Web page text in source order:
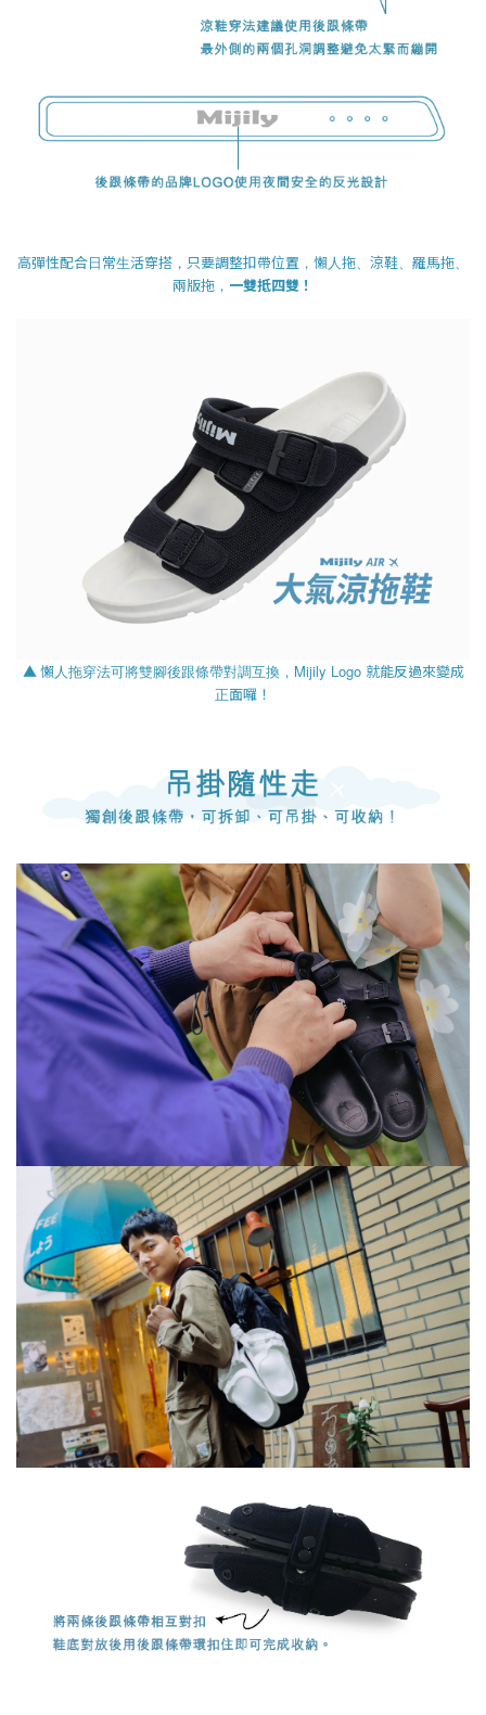
高彈性配合日常生活穿搭，只要調整扣帶位置，懶人拖、涼鞋、羅馬拖、
兩版拖， 一雙抵四雙！
▲ 懶人拖穿法可將雙腳後跟條帶對調互換，Mijily Logo 就能反過來變成
正面囉！